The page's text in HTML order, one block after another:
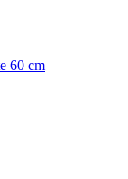
60 cm